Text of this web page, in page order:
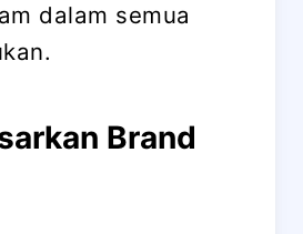
dalam semua
Brand